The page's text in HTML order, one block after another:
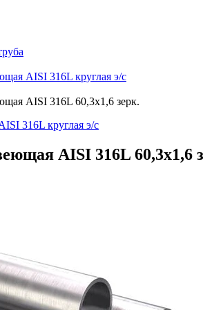
AISI 316L круглая э/с
AISI 316L 60,3х1,6 зерк.
316L круглая э/с
AISI 316L 60,3х1,6